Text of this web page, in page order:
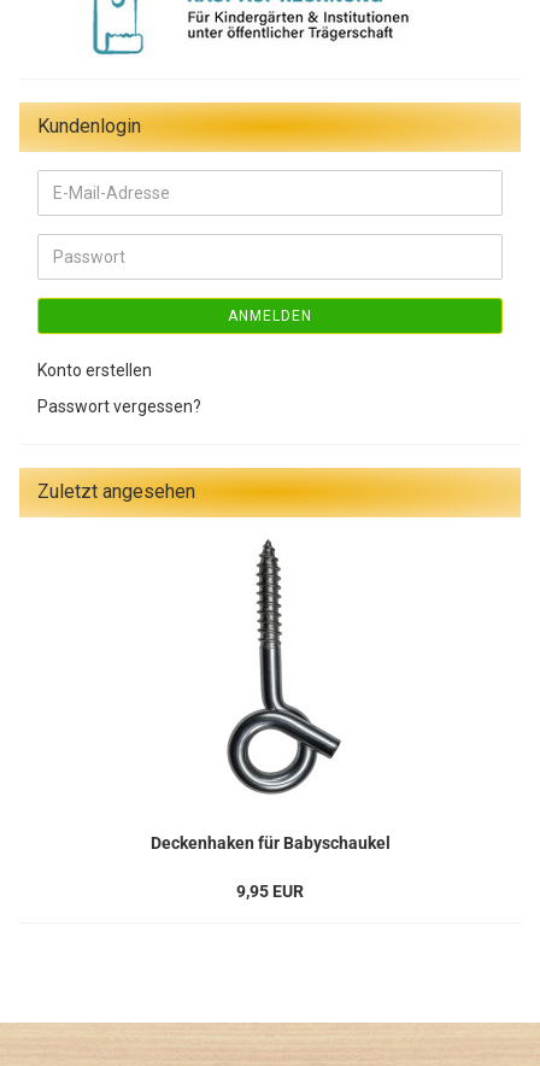
Kundenlogin
E-
Mail-
Adresse
Passwort
ANMELDEN
Konto erstellen
Passwort vergessen?
Zuletzt angesehen
Deckenhaken für Babyschaukel
9,95 EUR